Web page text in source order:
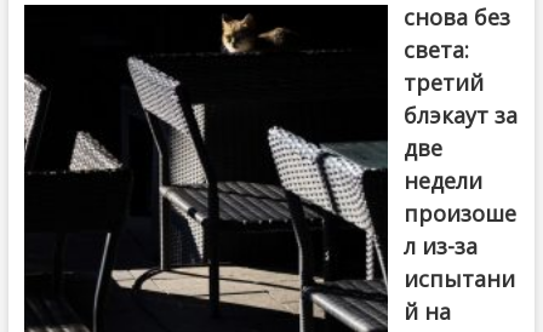
снова без
света:
третий
блэкаут за
две
недели
произоше
л из-за
испытани
й на